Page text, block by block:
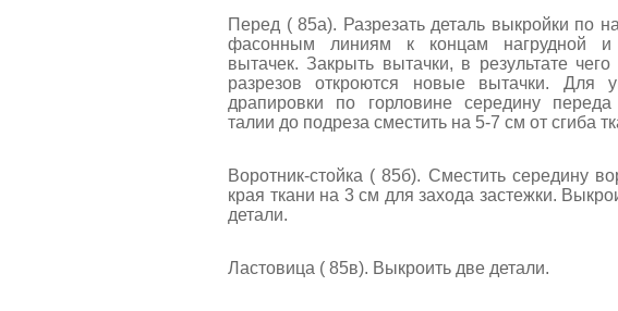
Перед ( 85а). Разрезать деталь выкройки по
фасонным линиям к концам нагрудной и
вытачек. Закрыть вытачки, в результате
разрезов откроются новые вытачки. Для
драпировки по горловине середину
талии до подреза сместить на 5-7 см от сгиба
Воротник-стойка ( 85б). Сместить середину
края ткани на 3 см для захода застежки.
детали.
Ластовица ( 85в). Выкроить две детали.